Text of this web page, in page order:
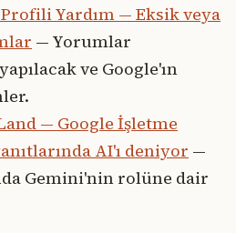
Yardım — Eksik veya
— Yorumlar
ve Google'ın
— Google İşletme
AI'ı deniyor —
Gemini'nin rolüne dair